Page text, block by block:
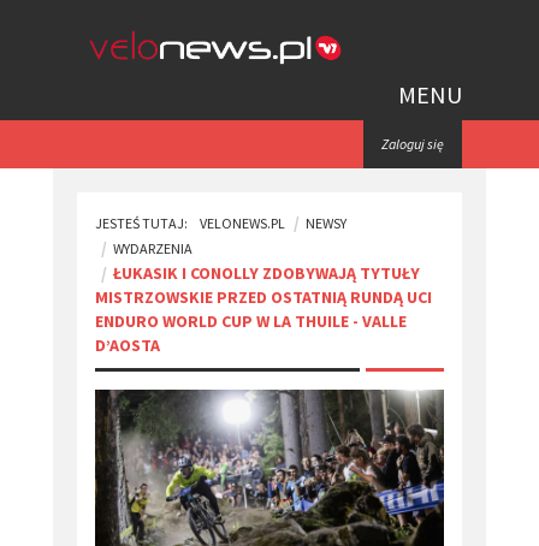
MENU
Zaloguj się
JESTEŚ TUTAJ: VELONEWS.PL
NEWSY
WYDARZENIA
ŁUKASIK I CONOLLY ZDOBYWAJĄ TYTUŁY
MISTRZOWSKIE PRZED OSTATNIĄ RUNDĄ UCI
ENDURO WORLD CUP W LA THUILE - VALLE
D’AOSTA